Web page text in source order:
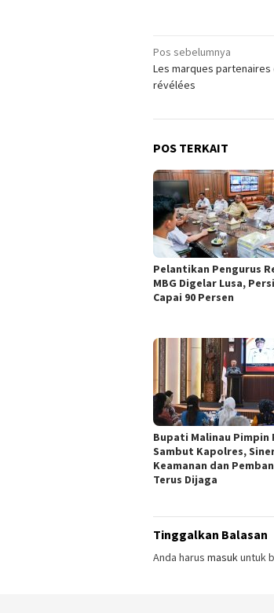
Navigasi
pos
Pos sebelumnya
Les marques
révélées
POS TERKAIT
Pelantikan Pengurus
MBG Digelar Lusa,
Capai 90 Persen
Bupati Malinau Pimpin
Sambut Kapolres,
Keamanan dan
Terus Dijaga
Tinggalkan Balasan
Anda harus masukuntuk